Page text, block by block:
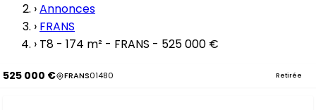
›Annonces
› FRANS
› T8 - 174 m² - FRANS - 525 000 €
525 000 € FRANS01480 Retirée